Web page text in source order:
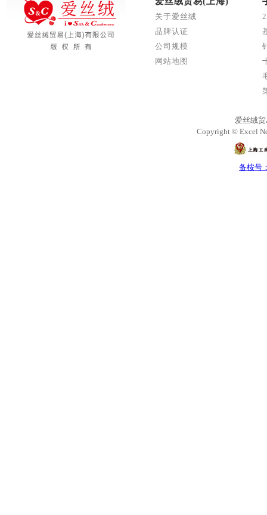
关于爱丝绒
品牌认证
公司规模
网站地图
爱丝绒
Copyright © Excel
备桉号